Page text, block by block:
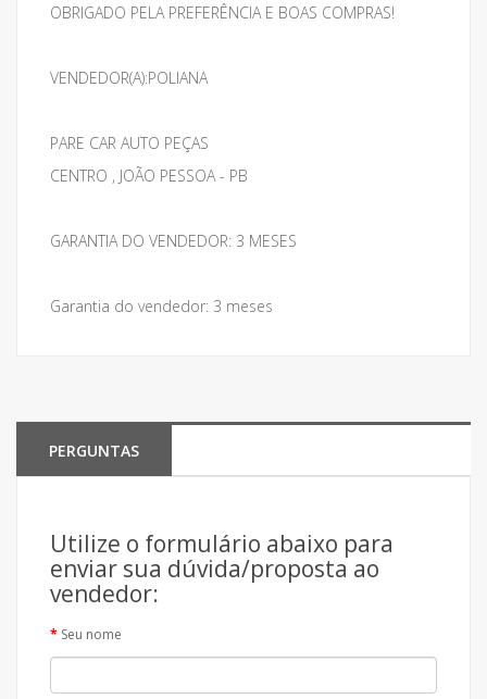
OBRIGADO PELA PREFERÊNCIA E BOAS COMPRAS!
VENDEDOR(A):POLIANA
PARE CAR AUTO PEÇAS
CENTRO , JOÃO PESSOA - PB
GARANTIA DO VENDEDOR: 3 MESES
Garantia do vendedor: 3 meses
PERGUNTAS
Utilize o formulário abaixo para
enviar sua dúvida/proposta ao
vendedor:
Seu nome